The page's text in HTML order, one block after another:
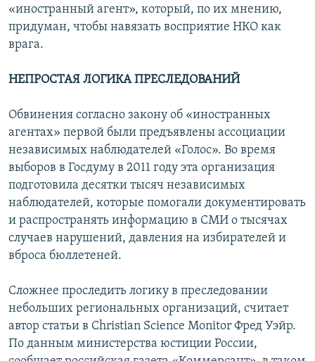
«иностранный агент», который, по их мнению,
придуман, чтобы навязать восприятие НКО как
врага.
НЕПРОСТАЯ ЛОГИКА ПРЕСЛЕДОВАНИЙ
Обвинения согласно закону об «иностранных
агентах» первой были предъявлены ассоциации
независимых наблюдателей «Голос». Во время
выборов в Госдуму в 2011 году эта организация
подготовила десятки тысяч независимых
наблюдателей, которые помогали документировать
и распространять информацию в СМИ о тысячах
случаев нарушений, давления на избирателей и
вброса бюллетеней.
Сложнее проследить логику в преследовании
небольших региональных организаций, считает
автор статьи в Christian Science Monitor Фред Уэйр.
По данным министерства юстиции России,